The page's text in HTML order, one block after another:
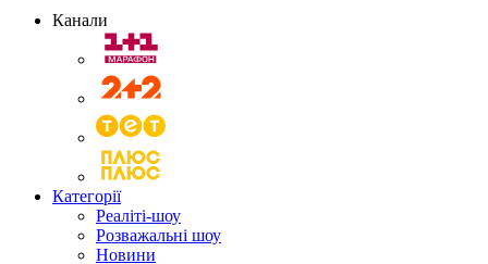
Канали
Категорії
Реаліті-шоу
Розважальні шоу
Новини